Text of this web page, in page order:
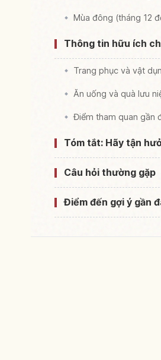
Mùa đông (tháng 12
Thông tin hữu ích
Trang phục và vật
Ăn uống và quà lưu
Điểm tham quan gần
Tóm tắt: Hãy tận
Câu hỏi thường gặp
Điểm đến gợi ý gần